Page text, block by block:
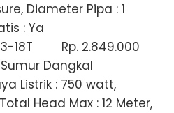
Diameter Pipa : 1
: Ya
18T
Rp. 2.849.000
Dangkal
Listrik : 750 watt,
Head Max : 12 Meter,